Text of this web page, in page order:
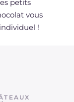
petits
vous
!